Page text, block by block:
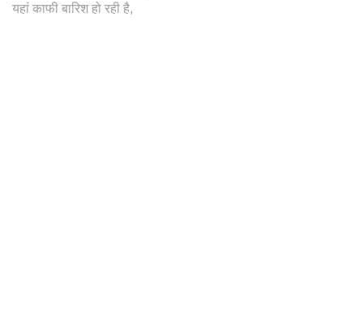
यहां काफी बारिश हो रही है,